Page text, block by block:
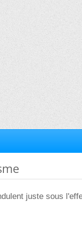
juste sous